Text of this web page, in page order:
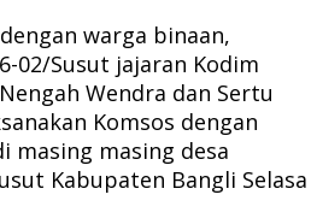
warga binaan,
02/Susut jajaran Kodim
Wendra dan Sertu
Komsos dengan
masing masing desa
Kabupaten Bangli Selasa